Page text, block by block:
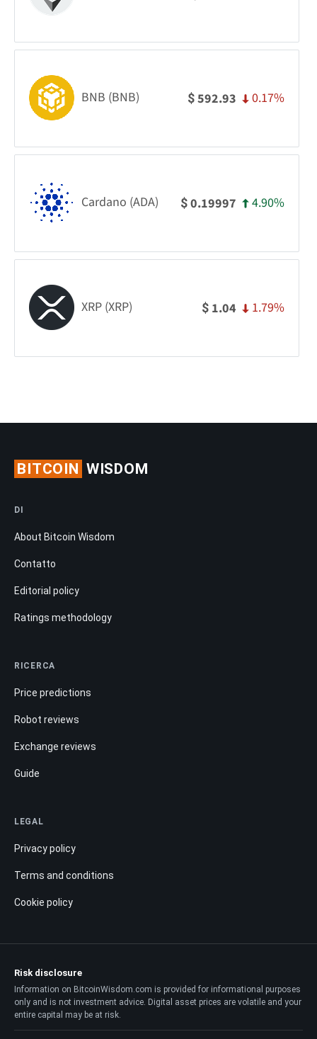
BNB (BNB) $592.93 0.17%
Cardano (ADA) $0.19997 4.90%
XRP (XRP) $ 1.04 1.79%
BITCOIN WISDOM
DI
About Bitcoin Wisdom
Contatto
Editorial policy
Ratings methodology
RICERCA
Price predictions
Robot reviews
Exchange reviews
Guide
LEGAL
Privacy policy
Terms and conditions
Cookie policy
Risk disclosure
Information on BitcoinWisdom.com is provided for informational purposes
only and is not investment advice. Digital asset prices are volatile and your
entire capital may be at risk.